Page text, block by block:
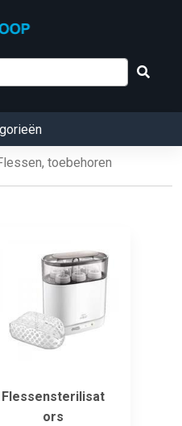
toebehoren
Flessensterilisat
ors